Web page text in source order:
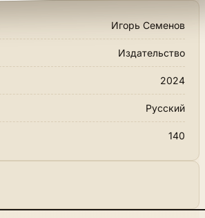
Игорь Семенов
Издательство
2024
Русский
140